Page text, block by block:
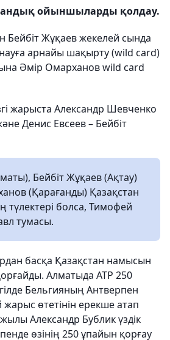
ойыншыларды қолдау.
Бейбіт Жұқаев жекелей сында
арнайы шақырту (wild card)
Әмір Омарханов wild card
жарыста Александр Шевченко
Денис Евсеев – Бейбіт
Бейбіт Жұқаев (Ақтау)
(Қарағанды) Қазақстан
түлектері болса, Тимофей
тумасы.
басқа Қазақстан намысын
Алматыда АТР 250
Бельгияның Антверпен
өтетінін ерекше атап
Александр Бублик үздік
өзінің 250 ұпайын қорғау